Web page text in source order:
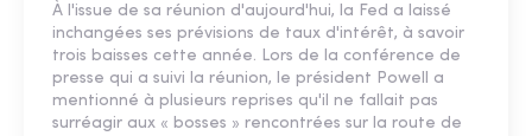
À l'issue de sa réunion d'aujourd'hui, la Fed a laissé
inchangées ses prévisions de taux d'intérêt, à savoir
trois baisses cette année. Lors de la conférence de
presse qui a suivi la réunion, le président Powell a
mentionné à plusieurs reprises qu'il ne fallait pas
surréagir aux « bosses » rencontrées sur la route de